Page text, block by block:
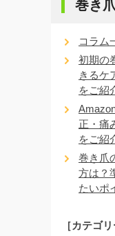
巻き
コラム
初期の
きるケ
をご紹
正・痛
をご紹
巻き爪
方は？
たいポ
［カテゴリ